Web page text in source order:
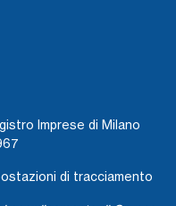
Imprese di Milano
di tracciamento